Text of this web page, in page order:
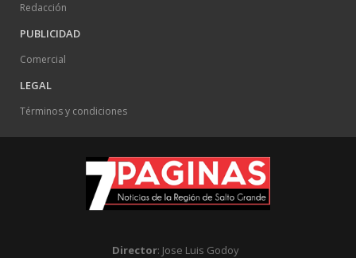
Redacción
PUBLICIDAD
Comercial
LEGAL
Términos y condiciones
Director: Jose Luis Godoy